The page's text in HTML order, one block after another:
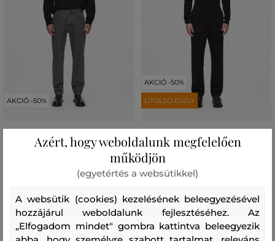
AKCIÓ -50%
FARMER KARL LAGERFELD KL
TAPERED JEANS
89 990 Ft
44 990 Ft
31, 32 , 33, 34 +1 további
AKCIÓ -50%
UTOLSÓ ESÉLY
NADRÁG KARL LAGERFELD
BOUCLE PANTS
52, 54, 56
Azért, hogy weboldalunk megfelelően
működjön
(egyetértés a websütikkel)
A websütik (cookies) kezelésének beleegyezésével
hozzájárul weboldalunk fejlesztéséhez. Az
„Elfogadom mindet" gombra kattintva beleegyezik